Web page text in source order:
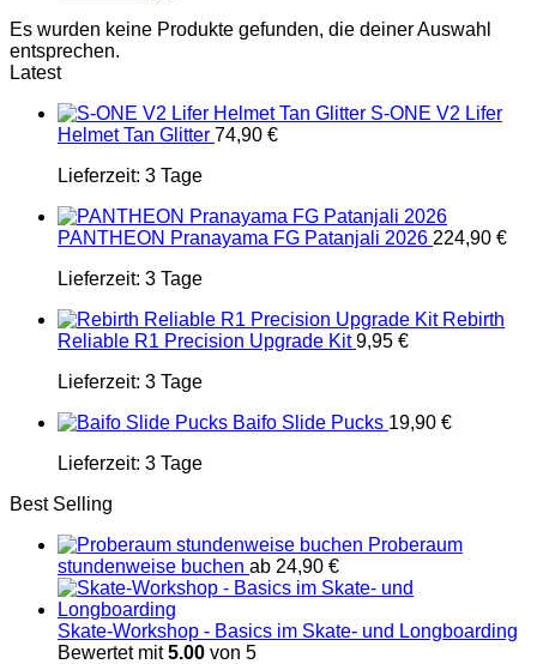
Es wurden keine Produkte gefunden, die deiner Auswahl
entsprechen.
Latest
S-ONE V2 Lifer
Helmet Tan Glitter 74,90 €
Lieferzeit: 3 Tage
PANTHEON Pranayama FG Patanjali 2026 224,90 €
Lieferzeit: 3 Tage
Rebirth
Reliable R1 Precision Upgrade Kit 9,95 €
Lieferzeit: 3 Tage
Baifo Slide Pucks 19,90 €
Lieferzeit: 3 Tage
Best Selling
Proberaum
stundenweise buchen ab 24,90 €
Skate-Workshop - Basics im Skate- und Longboarding
Bewertet mit5.00 von 5